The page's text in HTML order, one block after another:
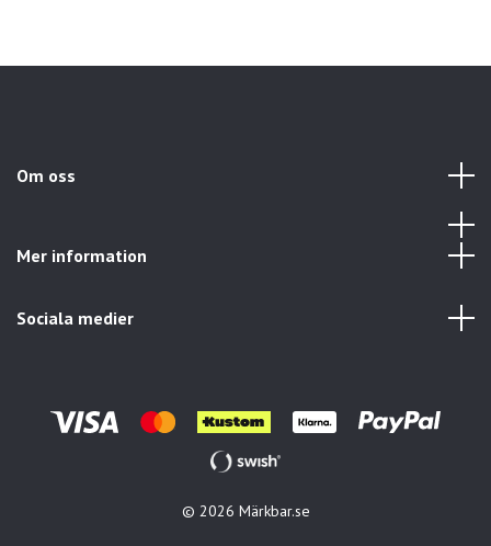
Om oss
Mer information
Sociala medier
© 2026 Märkbar.se